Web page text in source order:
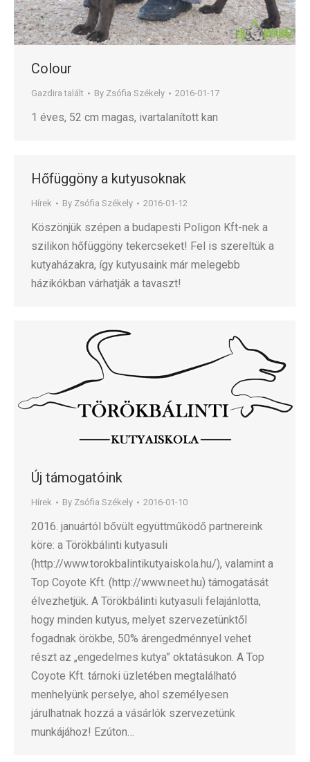
Colour
Gazdira talált By Zsófia Székely 2016-01-17
1 éves, 52 cm magas, ivartalanított kan
Hőfüggöny a kutyusoknak
Hírek By Zsófia Székely 2016-01-12
Köszönjük szépen a budapesti Poligon Kft-nek a
szilikon hőfüggöny tekercseket! Fel is szereltük a
kutyaházakra, így kutyusaink már melegebb
házikókban várhatják a tavaszt!
Új támogatóink
Hírek By Zsófia Székely 2016-01-10
2016. januártól bővült együttműködő partnereink
köre: a Törökbálinti kutyasuli
(http://www.torokbalintikutyaiskola.hu/), valamint a
Top Coyote Kft. (http://www.neet.hu) támogatását
élvezhetjük. A Törökbálinti kutyasuli felajánlotta,
hogy minden kutyus, melyet szervezetünktől
fogadnak örökbe, 50% árengedménnyel vehet
részt az „engedelmes kutya” oktatásukon. A Top
Coyote Kft. tárnoki üzletében megtalálható
menhelyünk perselye, ahol személyesen
járulhatnak hozzá a vásárlók szervezetünk
munkájához! Ezúton…